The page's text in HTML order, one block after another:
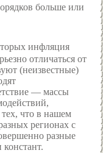
больше или
инфляция
отличаться от
(неизвестные)
— массы
что в нашем
регионах с
разные